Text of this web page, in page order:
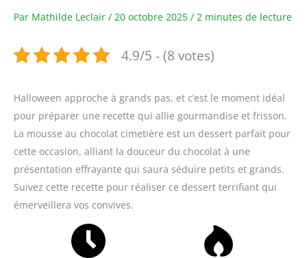
Par Mathilde Leclair / 20 octobre 2025 / 2 minutes de lecture
4.9/5 - (8 votes)
Halloween approche à grands pas, et c’est le moment idéal
pour préparer une recette qui allie gourmandise et frisson.
La mousse au chocolat cimetière est un dessert parfait pour
cette occasion, alliant la douceur du chocolat à une
présentation effrayante qui saura séduire petits et grands.
Suivez cette recette pour réaliser ce dessert terrifiant qui
émerveillera vos convives.